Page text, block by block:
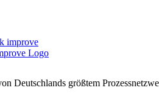
improve
Deutschlands größtem